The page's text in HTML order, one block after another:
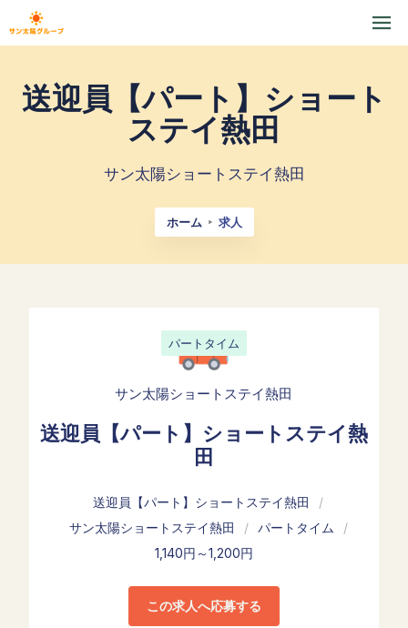
送迎員【パート】ショート
ステイ熱田
サン太陽ショートステイ熱田
ホーム 求人
パートタイム
サン太陽ショートステイ熱田
送迎員【パート】ショートステイ熱
田
送迎員【パート】ショートステイ熱田
/
サン太陽ショートステイ熱田
/ パートタイム
/
1,140円～1,200円
この求人へ応募する